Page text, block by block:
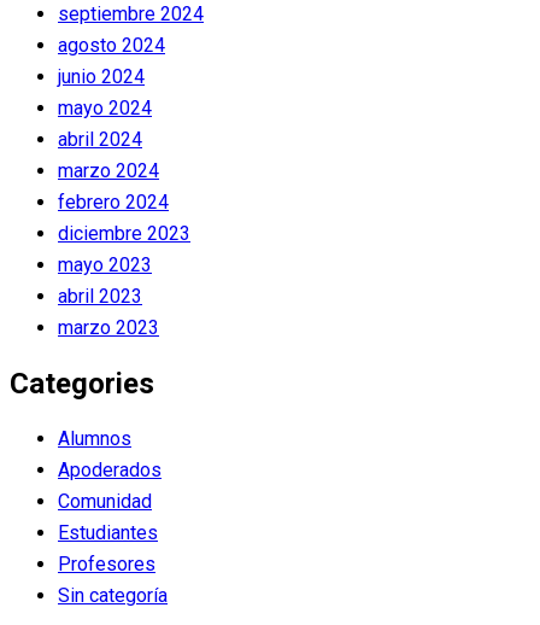
septiembre 2024
agosto 2024
junio 2024
mayo 2024
abril 2024
marzo 2024
febrero 2024
diciembre 2023
mayo 2023
abril 2023
marzo 2023
Categories
Alumnos
Apoderados
Comunidad
Estudiantes
Profesores
Sin categoría